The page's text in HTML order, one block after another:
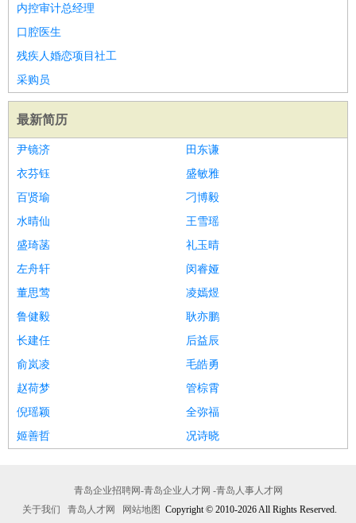
内控审计总经理
口腔医生
残疾人婚恋项目社工
采购员
最新简历
尹镜济
田东谦
衣芬钰
盛敏雅
百贤瑜
刁博毅
水晴仙
王雪瑶
盛琦菡
礼玉晴
左舟轩
闵睿娅
董思莺
凌嫣煜
鲁健毅
耿亦鹏
长建任
后益辰
俞岚凌
毛皓勇
赵荷梦
管棕霄
倪瑶颖
全弥福
姬善哲
况诗晓
青岛企业招聘网-青岛企业人才网 -青岛人事人才网
关于我们
青岛人才网 网站地图 Copyright © 2010-2026 All Rights Reserved.